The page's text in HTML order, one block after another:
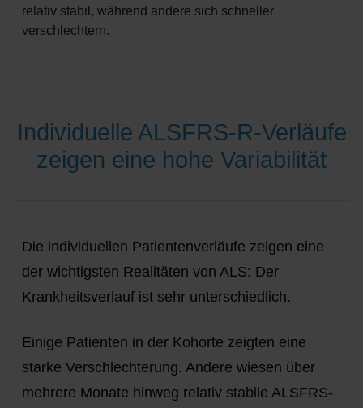
relativ stabil, während andere sich schneller
verschlechtern.
Individuelle ALSFRS-R-Verläufe
zeigen eine hohe Variabilität
Die individuellen Patientenverläufe zeigen eine
der wichtigsten Realitäten von ALS: Der
Krankheitsverlauf ist sehr unterschiedlich.
Einige Patienten in der Kohorte zeigten eine
starke Verschlechterung. Andere wiesen über
mehrere Monate hinweg relativ stabile ALSFRS-